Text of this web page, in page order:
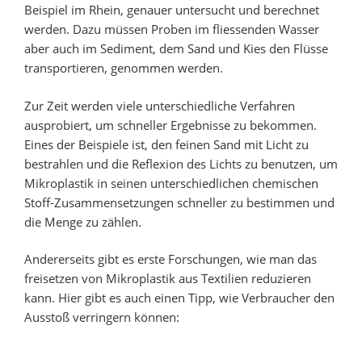
Beispiel im Rhein, genauer untersucht und berechnet
werden. Dazu müssen Proben im fliessenden Wasser
aber auch im Sediment, dem Sand und Kies den Flüsse
transportieren, genommen werden.
Zur Zeit werden viele unterschiedliche Verfahren
ausprobiert, um schneller Ergebnisse zu bekommen.
Eines der Beispiele ist, den feinen Sand mit Licht zu
bestrahlen und die Reflexion des Lichts zu benutzen, um
Mikroplastik in seinen unterschiedlichen chemischen
Stoff-Zusammensetzungen schneller zu bestimmen und
die Menge zu zählen.
Andererseits gibt es erste Forschungen, wie man das
freisetzen von Mikroplastik aus Textilien reduzieren
kann. Hier gibt es auch einen Tipp, wie Verbraucher den
Ausstoß verringern können: